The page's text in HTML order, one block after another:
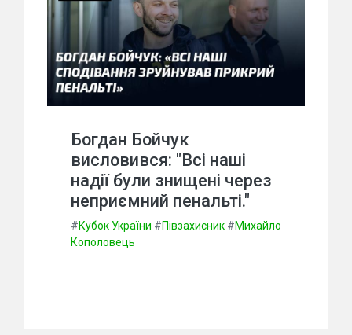
Богдан Бойчук
висловився: "Всі наші
надії були знищені через
неприємний пенальті."
#Кубок України #Півзахисник #Михайло
Кополовець